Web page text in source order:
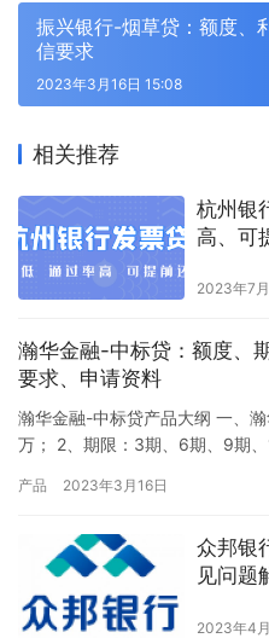
振兴银行-烟草贷：额度、
信要求
2023年3月16日 15:08
相关推荐
杭州银
高、可
2023年7
瀚华金融-中标贷：额度、
要求、申请资料
瀚华金融-中标贷产品大纲 一、
万； 2、期限：3期、6期、9期
1.25%（优质档）； 普通档：
求：50以内…
产品 2023年3月16日
众邦银
见问题
2023年4